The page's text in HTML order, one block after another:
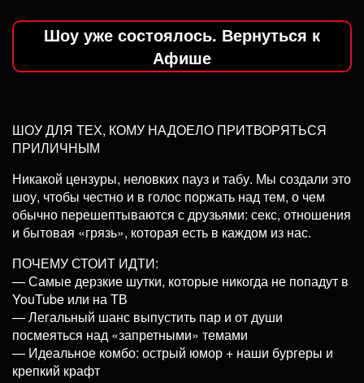
Шоу уже состоялось. Вернуться к
Афише
ШОУ ДЛЯ ТЕХ, КОМУ НАДОЕЛО ПРИТВОРЯТЬСЯ
ПРИЛИЧНЫМ
Никакой цензуры, неловких пауз и табу. Мы создали это
шоу, чтобы честно и в голос поржать над тем, о чем
обычно перешептываются с друзьями: секс, отношения
и бытовая «грязь», которая есть в каждом из нас.
ПОЧЕМУ СТОИТ ИДТИ:
— Самые дерзкие шутки, которые никогда не попадут в
YouTube или на ТВ
— Легальный шанс выпустить пар и от души
посмеяться над «запретными» темами
— Идеальное комбо: острый юмор + наши бургеры и
крепкий крафт